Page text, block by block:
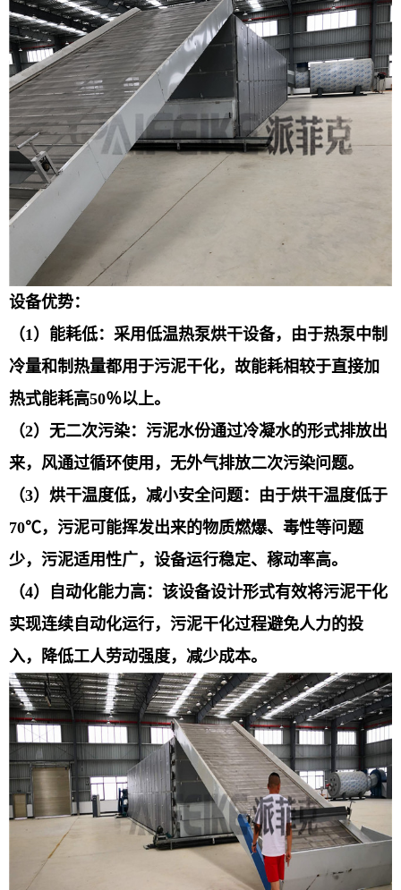
设备优势：
（1）能耗低：采用低温热泵烘干设备，由于热泵中制
冷量和制热量都用于污泥干化，故能耗相较于直接加
热式能耗高50％以上。
（2）无二次污染：污泥水份通过冷凝水的形式排放出
来，风通过循环使用，无外气排放二次污染问题。
（3）烘干温度低，减小安全问题：由于烘干温度低于
70℃，污泥可能挥发出来的物质燃爆、毒性等问题
少，污泥适用性广，设备运行稳定、稼动率高。
（4）自动化能力高：该设备设计形式有效将污泥干化
实现连续自动化运行，污泥干化过程避免人力的投
入，降低工人劳动强度，减少成本。